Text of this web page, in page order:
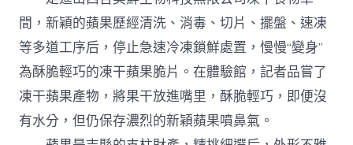
間，新穎的蘋果歷經清洗、消毒、切片、擺盤、速凍
等多道工序后，停止急速冷凍鎖鮮處置，慢慢“變身”
為酥脆輕巧的凍干蘋果脆片。在體驗館，記者品嘗了
凍干蘋果產物，將果干放進嘴里，酥脆輕巧，即便沒
有水分，但仍保存濃烈的新穎蘋果噴鼻氣。